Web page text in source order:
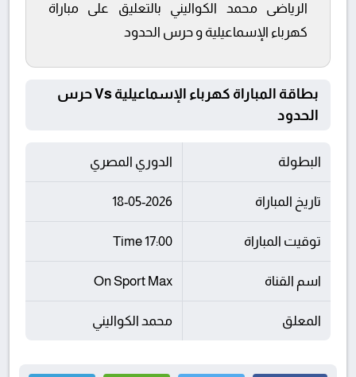
الرياضى محمد الكواليني بالتعليق على مباراة
كهرباء الإسماعيلية و حرس الحدود
بطاقة المباراة كهرباء الإسماعيلية Vs حرس
الحدود
البطولة الدوري المصري
تاريخ المباراة 18-05-2026
توقيت المباراة 17:00 Time
اسم القناة On Sport Max
المعلق محمد الكواليني